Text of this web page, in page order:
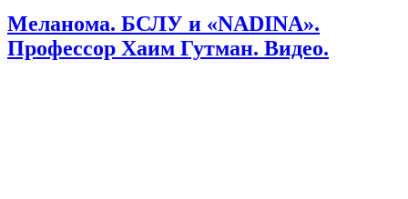
Меланома. БСЛУ и «NADINA».
Профессор Хаим Гутман. Видео.